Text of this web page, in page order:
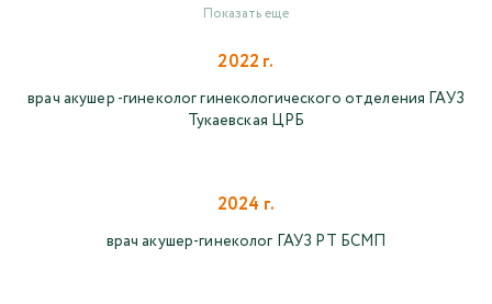
Показать еще
2022 г.
врач акушер -гинеколог гинекологического отделения ГАУЗ
Тукаевская ЦРБ
2024 г.
врач акушер-гинеколог ГАУЗ РТ БСМП